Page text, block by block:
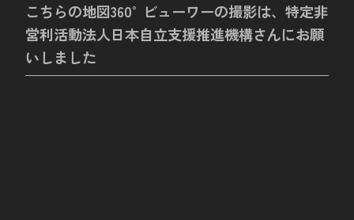
こちらの地図360°ビューワーの撮影は、特定非
営利活動法人日本自立支援推進機構さんにお願
いしました